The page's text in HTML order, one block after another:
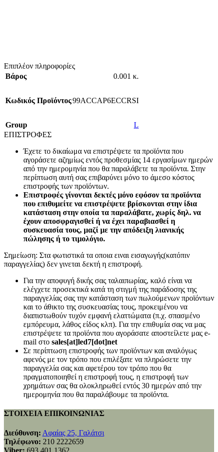
Επιπλέον πληροφορίες
Βάρος
0.001 κ.
Κωδικός Προϊόντος99ACCAP6ECCRSI
Group
L
ΕΠΙΣΤΡΟΦΕΣ
Έχετε το δικαίωμα να επιστρέψετε τα προϊόντα που
αγοράσετε αζημίως εντός προθεσμίας 14 εργασίμων ημερών
από την ημερομηνία που θα παραλάβετε τα προϊόντα. Στην
περίπτωση αυτή σας επιβαρύνει μόνο το άμεσο κόστος
επιστροφής των προϊόντων.
Επιστροφές γίνονται δεκτές μόνο εφόσον τα προϊόντα
που επιθυμείτε να επιστρέψετε βρίσκονται στην ίδια
κατάσταση στην οποία τα παραλάβατε, χωρίς δηλ. να
έχουν αποσφραγισθεί ή να έχει παραβιασθεί η
συσκευασία τους, μαζί με την απόδειξη λιανικής
πώλησης ή το τιμολόγιο.
Σημείωση: Στα φωτιστικά τα οποια ειναι εισαγωγής(κατόπιν
παραγγελίας) δεν γινεται δεκτή η επιστροφή.
Για την αποφυγή δικής σας ταλαιπωρίας, καλό είναι να
ελέγχετε προσεκτικά κατά τη στιγμή της παράδοσης της
παραγγελίας σας την κατάσταση των πωλούμενων προϊόντων
και το άθικτο της συσκευασίας τους, προκειμένου να
διαπιστωθούν τυχόν εμφανή ελαττώματα (π.χ. σπασμένο
εμπόρευμα, λάθος είδος κλπ). Για την επιθυμία σας να μας
επιστρέψετε τα προϊόντα που αγοράσατε αποστείλετε μας e-
mail στο sales[at]led7[dot]net
Σε περίπτωση επιστροφής των προϊόντων και αναλόγως
αφενός με τον τρόπο που επιλέξατε να πληρώσετε την
παραγγελία σας και αφετέρου τον τρόπο που θα
πραγματοποιηθεί η επιστροφή τους, η επιστροφή των
χρημάτων σας θα ολοκληρωθεί εντός 30 ημερών από την
ημερομηνία που θα παραλάβουμε τα προϊόντα.
ΣΤΟΙΧΕΙΑ ΕΠΙΚΟΙΝΩΝΙΑΣ
Διεύθυνση: Αφαίας 25, Γαλάτσι
Τηλέφωνο: 210 2222659
Viber: 693 401 1362